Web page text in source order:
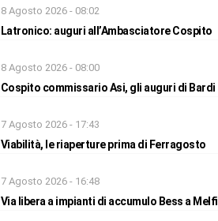
8 Agosto 2026 - 08:02
Latronico: auguri all’Ambasciatore Cospito
8 Agosto 2026 - 08:00
Cospito commissario Asi, gli auguri di Bardi
7 Agosto 2026 - 17:43
Viabilità, le riaperture prima di Ferragosto
7 Agosto 2026 - 16:48
Via libera a impianti di accumulo Bess a